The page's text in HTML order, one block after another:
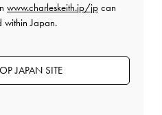
www.charleskeith.jp/jp can
within Japan.
JAPAN SITE